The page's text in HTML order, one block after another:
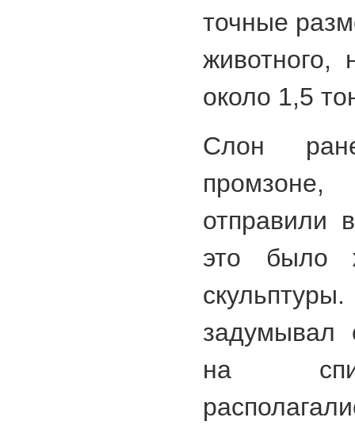
точные
животного,
около 1,5
Слон
отправили
это было
задумывал
на